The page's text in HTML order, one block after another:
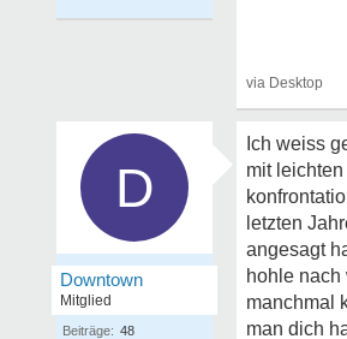
D
Downtown
Mitglied
Beiträge: 48
Ich weiss
mit
letzten
angesagt
hohle nach
manchmal
man dich